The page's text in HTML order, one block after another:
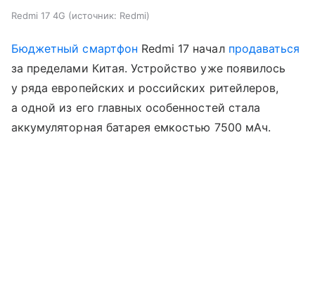
Redmi 17 4G источник: Redmi
Бюджетный смартфон Redmi 17 начал продаваться
за пределами Китая. Устройство уже появилось
у ряда европейских и российских ритейлеров,
а одной из его главных особенностей стала
аккумуляторная батарея емкостью 7500 мАч.